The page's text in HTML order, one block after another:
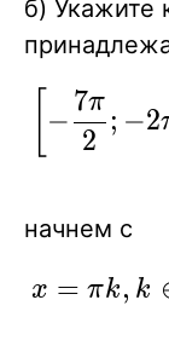
+2\pi k,
\\
\right.
б) Укажите
\left[ -
\right]
−
2
7π
; −2
начнем с
x
x = πk, k